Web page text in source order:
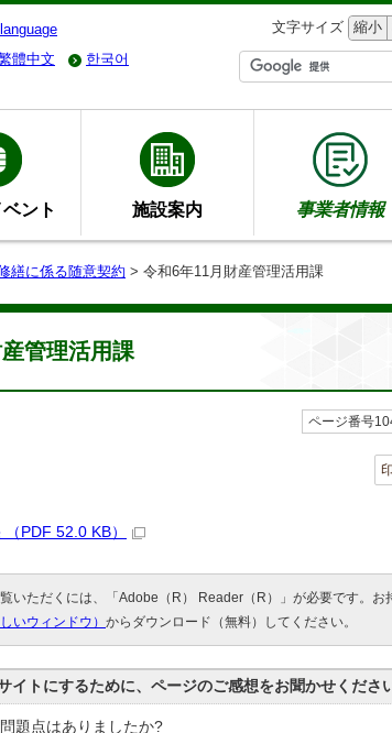
文字サイズ 縮小
體中文 한국어
ント 施設案内 事業者情報
繕に係る随意契約 > 令和6年11月財産管理活用課
管理活用課
ページ番号
PDF 52.0 KB）
いただくには、「Adobe（R） Reader（R）」が必要です。お
いウィンドウ） からダウンロード（無料）してください。
イトにするために、ページのご感想をお聞かせくださ
題点はありましたか?